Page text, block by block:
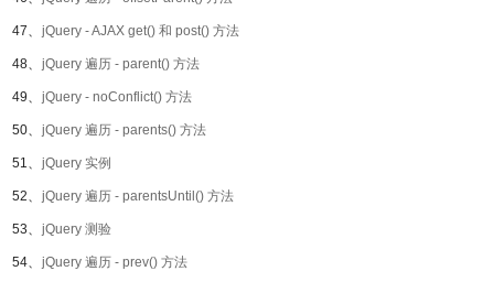
47、 jQuery - AJAX get() 和 post() 方法
48、 jQuery 遍历 - parent() 方法
49、 jQuery - noConflict() 方法
50、 jQuery 遍历 - parents() 方法
51、 jQuery 实例
52、 jQuery 遍历 - parentsUntil() 方法
53、 jQuery 测验
54、 jQuery 遍历 - prev() 方法